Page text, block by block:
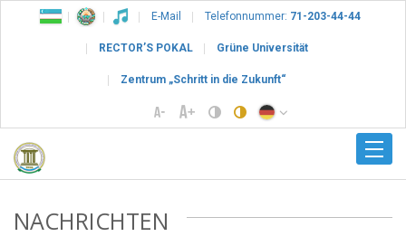
E-Mail Telefonnummer: 71-203-44-44
RECTOR’S POKAL Grüne Universität
Zentrum „Schritt in die Zukunft“
NACHRICHTEN